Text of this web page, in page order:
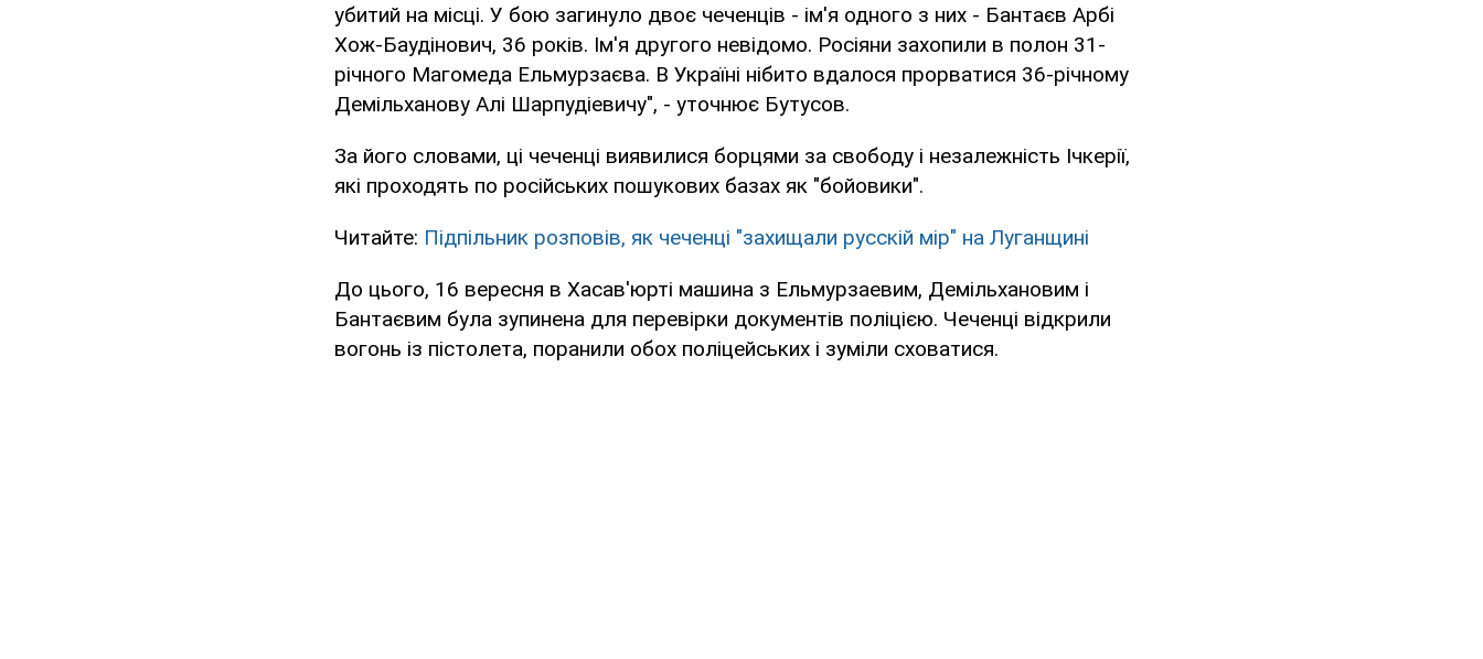
убитий на місці. У бою загинуло двоє чеченців - ім'я одного з них - Бантаєв Арбі
Хож-Баудінович, 36 років. Ім'я другого невідомо. Росіяни захопили в полон 31-
річного Магомеда Ельмурзаєва. В Україні нібито вдалося прорватися 36-річному
Демільханову Алі Шарпудіевичу", - уточнює Бутусов.
За його словами, ці чеченці виявилися борцями за свободу і незалежність Ічкерії,
які проходять по російських пошукових базах як "бойовики".
Читайте: Підпільник розповів, як чеченці "захищали русскій мір" на Луганщині
До цього, 16 вересня в Хасав'юрті машина з Ельмурзаевим, Демільхановим і
Бантаєвим була зупинена для перевірки документів поліцією. Чеченці відкрили
вогонь із пістолета, поранили обох поліцейських і зуміли сховатися.